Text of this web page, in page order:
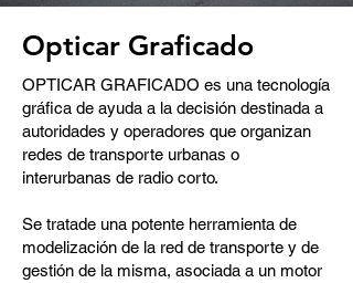
Opticar Graficado
OPTICAR GRAFICADO es una tecnología
gráfica de ayuda a la decisión destinada a
autoridades y operadores que organizan
redes de transporte urbanas o
interurbanas de radio corto.
Se tratade una potente herramienta de
modelización de la red de transporte y de
gestión de la misma, asociada a un motor